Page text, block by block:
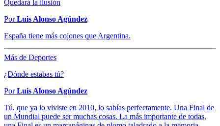
Quedará la ilusión
PorLuis Alonso Agúndez
España tiene más cojones que Argentina.
Más de Deportes
¿Dónde estabas tú?
PorLuis Alonso Agúndez
Tú, que ya lo viviste en 2010, lo sabías perfectamente. Una Final de
un Mundial puede ser muchas cosas. La más importante de todas,